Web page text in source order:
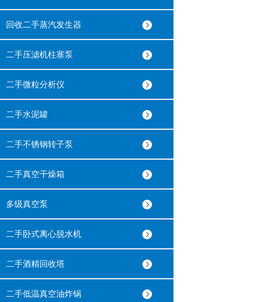
回收二手蒸汽发生器
二手压滤机柱塞泵
二手微粒分析仪
二手水泥罐
二手不锈钢转子泵
二手真空干燥箱
多级真空泵
二手卧式离心脱水机
二手酒精回收塔
二手低温真空油炸锅